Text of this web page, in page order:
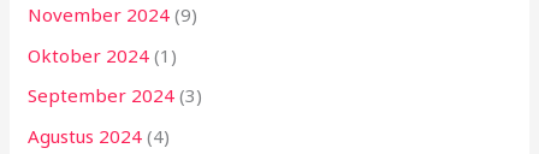
November 2024 (9)
Oktober 2024 (1)
September 2024 (3)
Agustus 2024 (4)